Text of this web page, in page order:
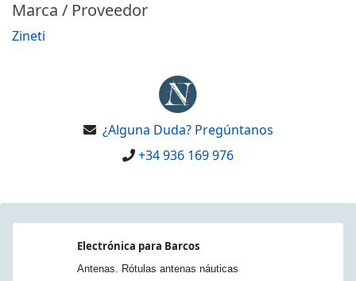
Marca / Proveedor
Zineti
¿Alguna Duda? Pregúntanos
+34 936 169 976
Electrónica para Barcos
Antenas. Rótulas antenas náuticas